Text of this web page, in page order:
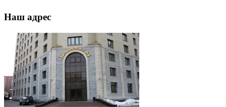
Наш адрес